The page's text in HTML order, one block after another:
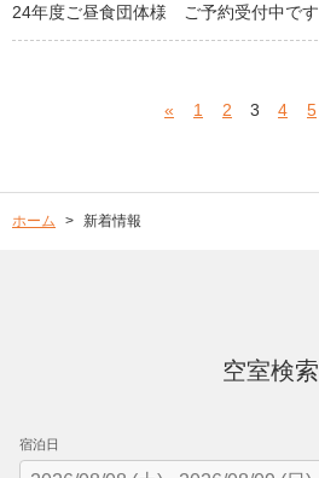
24年度ご昼食団体様 ご予約受付中です
« 1 2 3 4 5
ホーム 新着情報
空室検索
宿泊日